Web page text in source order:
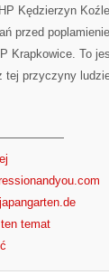
Kędzierzyn
przed
Krapkowice. To
tej przyczyny
temat